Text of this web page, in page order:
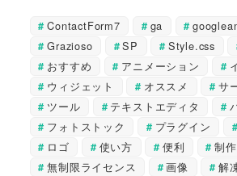
ContactForm7 ga
Grazioso
SP Style.css
おすすめ
アニメーション
ウィジェット
オススメ
サ
ツール
テキストエディタ
フォトストック
プラグイン
ロゴ
使い方 便利 制
無制限ライセンス
画像 解